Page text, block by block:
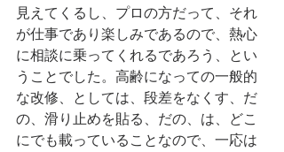
見えてくるし、プロの方だって、それ
が仕事であり楽しみであるので、熱心
に相談に乗ってくれるであろう、とい
うことでした。高齢になっての一般的
な改修、としては、段差をなくす、だ
の、滑り止めを貼る、だの、は、どこ
にでも載っていることなので、一応は